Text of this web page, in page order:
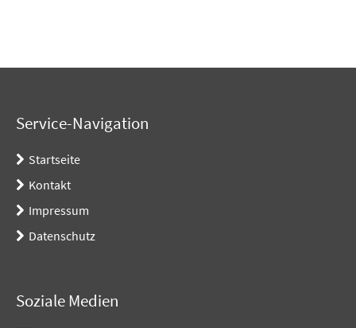
Service-Navigation
Startseite
Kontakt
Impressum
Datenschutz
Soziale Medien